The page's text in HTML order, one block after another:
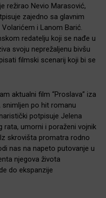
režirao Nevio Marasović,
zajedno sa glavnim
i Lanom Barić.
redatelju koji se nađe u
svoju neprežaljenu bivšu
filmski scenarij koji bi se
aktualni film “Proslava” iza
po hit romanu
potpisuje Jelena
rata, umorni i poraženi vojnik
skrovišta promatra rodno
nas na napeto putovanje u
njegova života
do ekspanzije